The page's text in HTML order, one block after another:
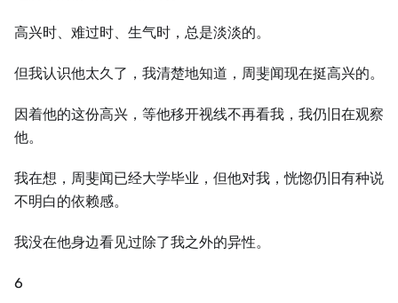
高兴时、难过时、生气时，总是淡淡的。
但我认识他太久了，我清楚地知道，周斐闻现在挺高兴的。
因着他的这份高兴，等他移开视线不再看我，我仍旧在观察
他。
我在想，周斐闻已经大学毕业，但他对我，恍惚仍旧有种说
不明白的依赖感。
我没在他身边看见过除了我之外的异性。
6